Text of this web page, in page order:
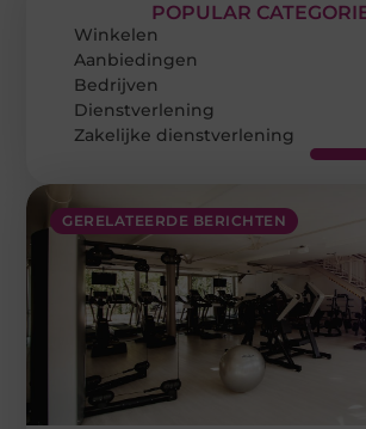
GERELATEERDE BERICHTEN
POPULAR
Winkelen
Aanbiedingen
Bedrijven
Dienstverlening
Zakelijke dienstverlening